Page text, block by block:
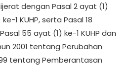
dengan Pasal 2 ayat (1)
1 KUHP, serta Pasal 18
55 ayat (1) ke-1 KUHP dan
2001 tentang Perubahan
tentang Pemberantasan